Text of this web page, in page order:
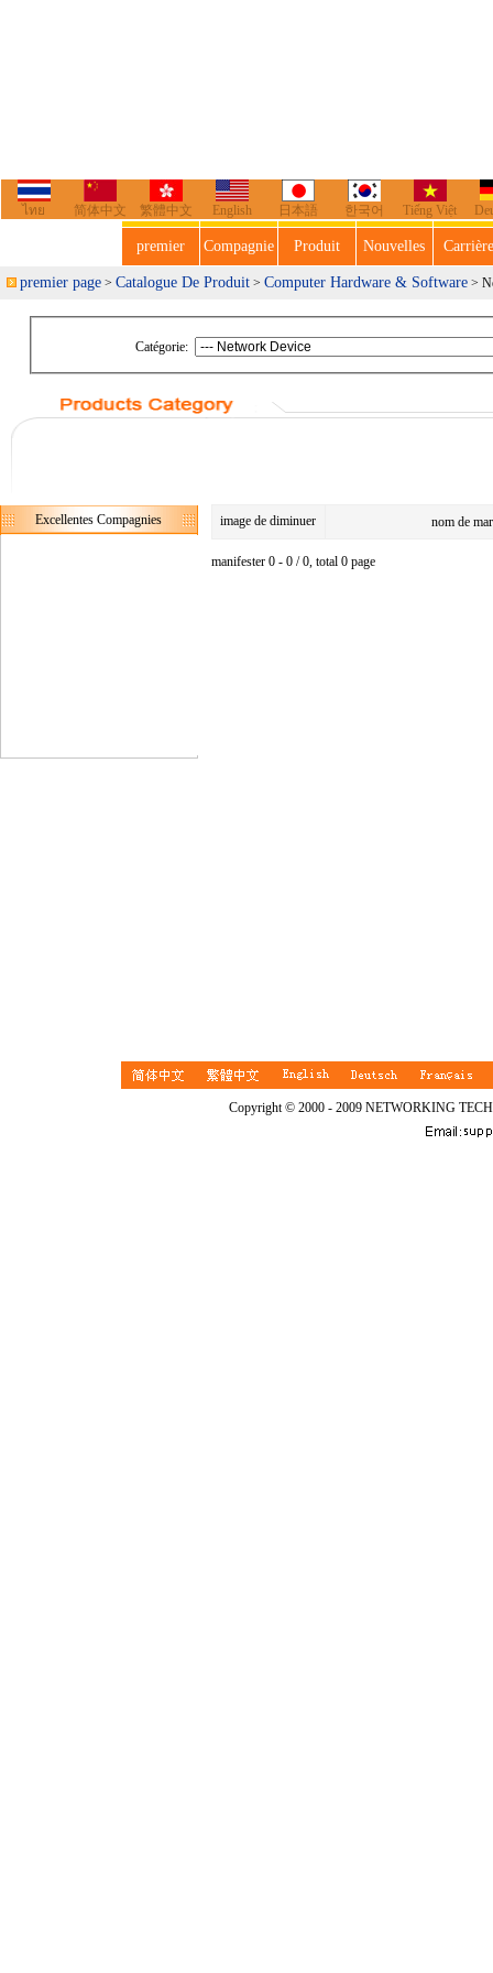
ไทย 简体中文 繁體中文 English 日本語 한국어 Tiếng Việt
premier Compagnie Produit Nouvelles
premier page > Catalogue De Produit > Computer Hardware & Software >
Catégorie:
Excellentes Compagnies image de diminuer nom de
manifester 0 - 0 / 0, total 0 page
Copyright © 2000 - 2009 NETWORKING